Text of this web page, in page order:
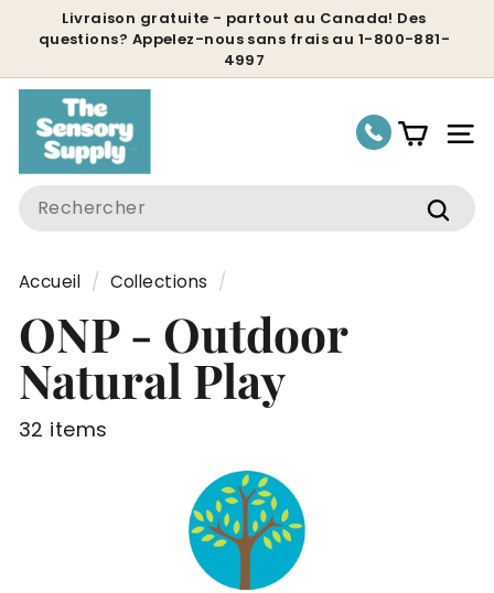
Passer
contenu
Diaporama
Pause
Livraison gratuite - partout au Canada! Des
questions? Appelez-nous sans frais au 1-800-881-
4997
Search
Accueil / Collections /
ONP - Outdoor
Natural Play
32 items